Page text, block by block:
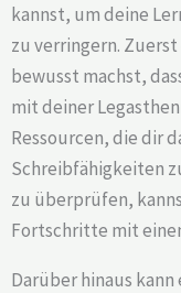
kannst, um deine
zu verringern.
bewusst machst,
mit deiner
Ressourcen, die dir
Schreibfähigkeiten
zu überprüfen,
Fortschritte mit
Darüber hinaus